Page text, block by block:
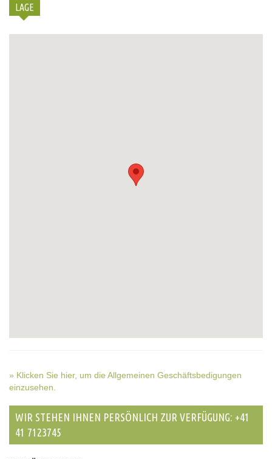
LAGE
» Klicken Sie hier, um die Allgemeinen Geschäftsbedigungen
einzusehen.
WIR STEHEN IHNEN PERSÖNLICH ZUR VERFÜGUNG: +41
41 7123745